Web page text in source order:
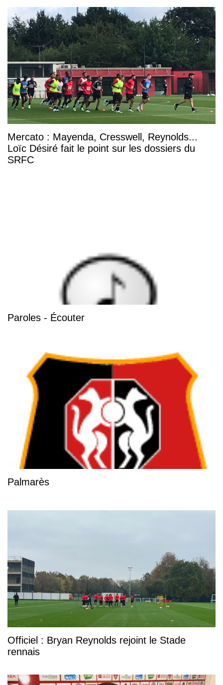
Mercato : Mayenda, Cresswell, Reynolds...
Loïc Désiré fait le point sur les dossiers du
SRFC
Paroles - Écouter
Palmarès
Officiel : Bryan Reynolds rejoint le Stade
rennais